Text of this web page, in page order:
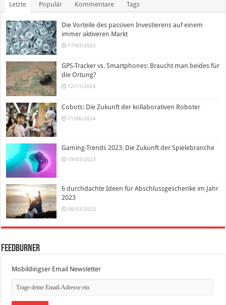
Letzte Populär Kommentare Tags
Die Vorteile des passiven Investierens auf einem
immer aktiveren Markt
17/03/2025
GPS-Tracker vs. Smartphones: Braucht man beides für
die Ortung?
12/11/2024
Cobots: Die Zukunft der kollaborativen Roboter
11/06/2024
Gaming-Trends 2023: Die Zukunft der Spielebranche
19/03/2023
6 durchdachte Ideen für Abschlussgeschenke im Jahr
2023
08/03/2023
FeedBurner
Mobildingser Email Newsletter